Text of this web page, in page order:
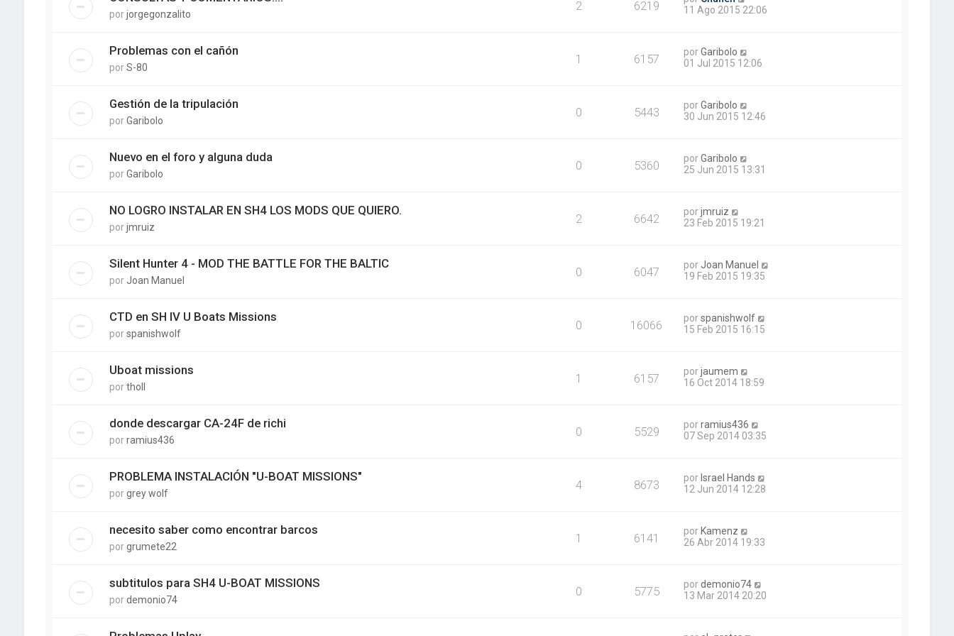
porjorgegonzalito
2 6219
11 Ago 2015 22:06
Problemas con el cañón
porS-80
1 6157 porGaribolo
01 Jul 2015 12:06
Gestión de la tripulación
porGaribolo
0 5443 porGaribolo
30 Jun 2015 12:46
Nuevo en el foro y alguna duda
porGaribolo
0 5360 porGaribolo
25 Jun 2015 13:31
NO LOGRO INSTALAR EN SH4 LOS MODS QUE QUIERO.
porjmruiz
2 6642 porjmruiz
23 Feb 2015 19:21
Silent Hunter 4 - MOD THE BATTLE FOR THE BALTIC
por Joan Manuel
0 6047 por Joan Manuel
19 Feb 2015 19:35
CTD en SH IV U Boats Missions
porspanishwolf
0 16066 porspanishwolf
15 Feb 2015 16:15
Uboat missions
portholl
1 6157 porjaumem
16 Oct 2014 18:59
donde descargar CA-24F de richi
porramius436
0 5529 porramius436
07 Sep 2014 03:35
PROBLEMA INSTALACIÓN "U-BOAT MISSIONS"
porgrey wolf
4 8673 por Israel Hands
12 Jun 2014 12:28
necesito saber como encontrar barcos
porgrumete22
1 6141 por Kamenz
26 Abr 2014 19:33
subtitulos para SH4 U-BOAT MISSIONS
pordemonio74
0 5775 pordemonio74
13 Mar 2014 20:20